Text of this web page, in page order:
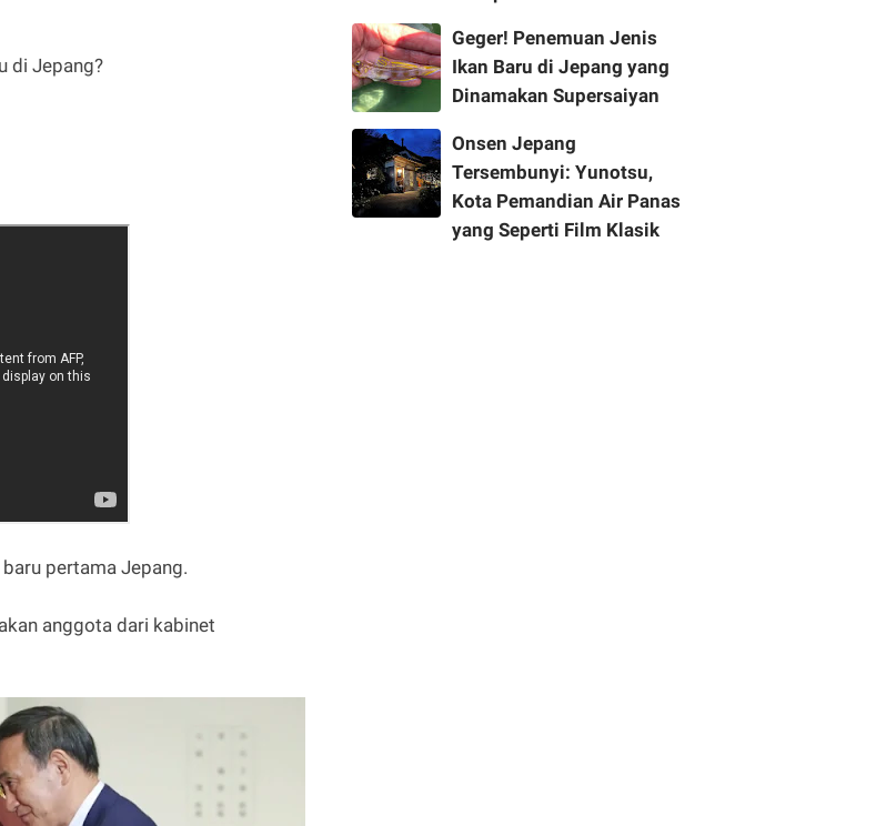
di Jepang?
pertama Jepang.
anggota dari kabinet
Geger! Penemuan Jenis
Ikan Baru di Jepang yang
Dinamakan Supersaiyan
Onsen Jepang
Tersembunyi: Yunotsu,
Kota Pemandian Air Panas
yang Seperti Film Klasik